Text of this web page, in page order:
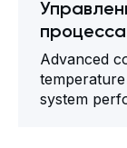
Advanced
system